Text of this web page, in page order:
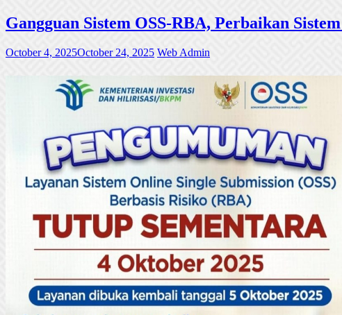
Gangguan Sistem OSS-RBA, Perbaikan
October 4, 2025October 24, 2025 Web Admin